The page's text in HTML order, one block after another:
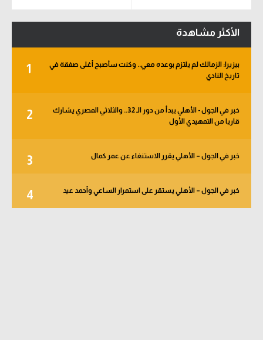
الأكثر مشاهدة
1
بيزيرا: الزمالك لم يلتزم بوعده معي.. وكنت سأصبح أغلى صفقة في
تاريخ النادي
2
خبر في الجول - الأهلي يبدأ من دور الـ 32.. والثلاثي المصري يشارك
قاريا من التمهيدي الأول
3 خبر في الجول – الأهلي يقرر الاستنغاء عن عمر كمال
4 خبر في الجول – الأهلي يستقر على استمرار الساعي وأحمد عيد